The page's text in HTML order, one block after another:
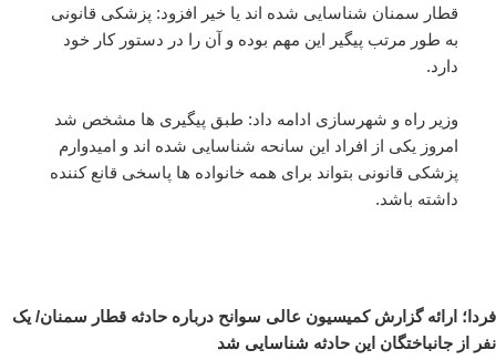
قطار سمنان شناسایی شده اند یا خیر افزود: پزشکی قانونی
به طور مرتب پیگیر این مهم بوده و آن را در دستور کار خود
دارد.
وزیر راه و شهرسازی ادامه داد: طبق پیگیری ها مشخص شد
امروز یکی از افراد این سانحه شناسایی شده اند و امیدوارم
پزشکی قانونی بتواند برای همه خانواده ها پاسخی قانع کننده
داشته باشد.
فردا؛ ارائه گزارش کمیسیون عالی سوانح درباره حادثه قطار سمنان/ یک
نفر از جانباختگان این حادثه شناسایی شد